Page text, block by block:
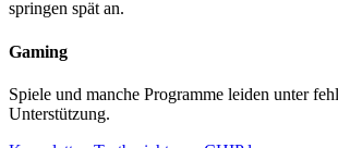
springen spät an.
Gaming
Spiele und manche Programme leiden unter
Unterstützung.